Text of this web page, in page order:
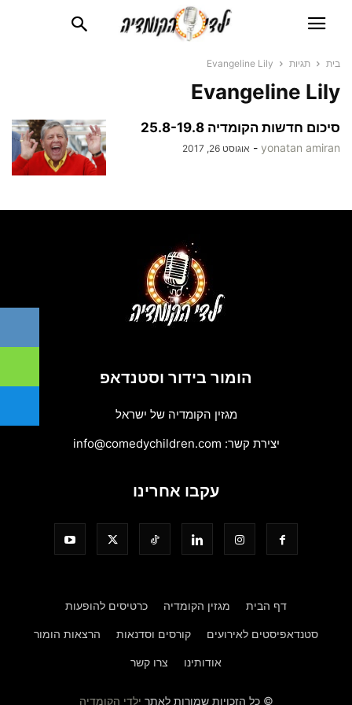
בית תגיות Evangeline Lily
Evangeline Lily
סיכום חדשות הקומדיה 25.8-19.8
yonatan amiran
- אוגוסט 26, 2017
הומור בידור וסטנדאפ
מגזין הקומדיה של ישראל
יצירת קשר: info@comedychildren.com
עקבו אחרינו
דף הבית מגזין הקומדיה כרטיסים להופעות
סטנדאפיסטים לאירועים קורסים וסדנאות הרצאות הומור
אודותינו צרו קשר
© כל הזכויות שמורות לאתר ילדי הקומדיה